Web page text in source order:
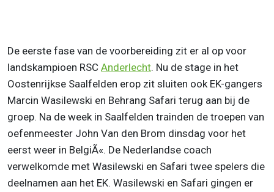
De eerste fase van de voorbereiding zit er al op voor
landskampioen RSC Anderlecht. Nu de stage in het
Oostenrijkse Saalfelden erop zit sluiten ook EK-gangers
Marcin Wasilewski en Behrang Safari terug aan bij de
groep. Na de week in Saalfelden trainden de troepen van
oefenmeester John Van den Brom dinsdag voor het
eerst weer in BelgiÃ«. De Nederlandse coach
verwelkomde met Wasilewski en Safari twee spelers die
deelnamen aan het EK. Wasilewski en Safari gingen er